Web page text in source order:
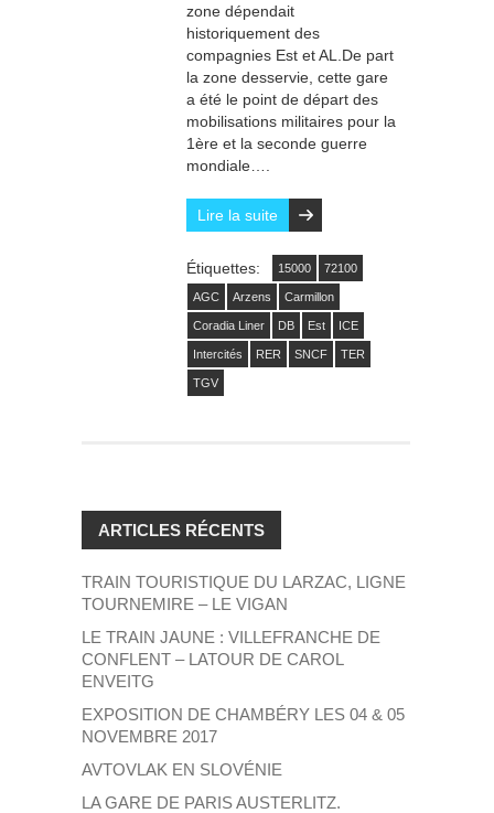
zone dépendait
historiquement des
compagnies Est et AL.De part
la zone desservie, cette gare
a été le point de départ des
mobilisations militaires pour la
1ère et la seconde guerre
mondiale….
Lire la suite
Étiquettes: 15000 72100
AGC Arzens Carmillon
Coradia Liner DB Est ICE
Intercités RER SNCF TER
TGV
ARTICLES RÉCENTS
TRAIN TOURISTIQUE DU LARZAC, LIGNE
TOURNEMIRE – LE VIGAN
LE TRAIN JAUNE : VILLEFRANCHE DE
CONFLENT – LATOUR DE CAROL
ENVEITG
EXPOSITION DE CHAMBÉRY LES 04 & 05
NOVEMBRE 2017
AVTOVLAK EN SLOVÉNIE
LA GARE DE PARIS AUSTERLITZ.